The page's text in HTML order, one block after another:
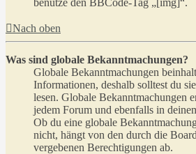
Nach oben
Was sind globale Bekanntmachungen?
Globale Bekanntmachungen
Informationen, deshalb solltest du
lesen. Globale Bekanntmachungen
jedem Forum und ebenfalls in
Ob du eine globale
nicht, hängt von den durch die
vergebenen Berechtigungen ab.